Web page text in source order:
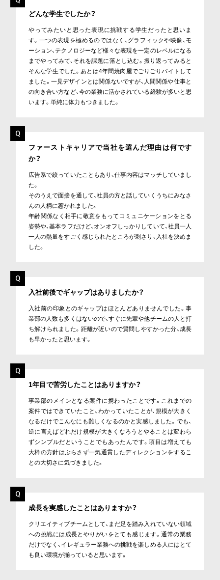
どんな学生でしたか？
やってみたいと思った表現に挑戦する学生だったと思いま
す。一つの表現を極めるのではなく、グラフィックや映像、モ
ーション、テクノロジーなど様々な表現を一定のレベルになる
までやってみて、それを課題に落とし込む。振り返ってみると
そんな学生でした。あとは4年間焼肉屋でごりごりバイトして
ました。一見デザインとは関係ないですが、人間関係や仕事と
の向き合い方など、今の業務に活かされている経験が多いと思
います。単純に体力もつきました。
ファーストキャリアで当社を選んだ理由は何です
か？
広告系で絞っていたこともあり、仕事内容はマッチしていまし
た。
そのうえで面接を通して、社員の方と話していくうちにみなさ
んの人柄に惹かれました。
年齢関係なく相手に敬意をもってコミュニケーションをとる
姿勢や、基本ラフだけど、オンオフしっかりしていて、社員一人
一人の熱量をすごく感じられたところが刺さり、入社を決めま
した。
入社前後でギャップはありましたか？
入社前の印象とのギャップはほとんどありませんでした。事
業部の人数も多くはないので、すぐに先輩や他チームの人と打
ち解けられました。距離が近いので質問しやすかった分、成長
も早かったと思います。
1年目で苦労したことはありますか？
事業部のメインとなる案件に携わったことです。これまでの
案件ではできていたこと、わかっていたことが、規模が大きく
なるだけでこんなにも難しくなるのかと実感しました。でも、
逆に言えばどれだけ規模が大きくなろうとやることは変わら
ずシンプルだということでもあったんです。項目は増えても
大枠の方針はぶらさず一気通貫したディレクションをするこ
との大切さに気づきました。
成長を実感したことはありますか？
クリエイティブチームとして、まだ足を踏み入れていない領域
への挑戦には成長とやりがいをとても感じます。通常の業務
だけでなく、イレギュラー業務への挑戦を楽しめる人にはとて
も良い環境が揃っていると思います。